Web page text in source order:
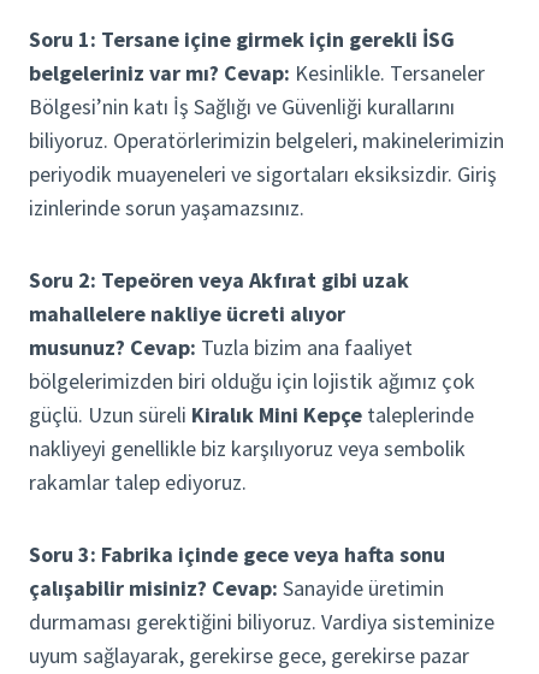
Soru 1: Tersane içine girmek için gerekli İSG
belgeleriniz var mı? Cevap: Kesinlikle. Tersaneler
Bölgesi’nin katı İş Sağlığı ve Güvenliği kurallarını
biliyoruz. Operatörlerimizin belgeleri, makinelerimizin
periyodik muayeneleri ve sigortaları eksiksizdir. Giriş
izinlerinde sorun yaşamazsınız.
Soru 2: Tepeören veya Akfırat gibi uzak
mahallelere nakliye ücreti alıyor
musunuz? Cevap: Tuzla bizim ana faaliyet
bölgelerimizden biri olduğu için lojistik ağımız çok
güçlü. Uzun süreli Kiralık Mini Kepçe taleplerinde
nakliyeyi genellikle biz karşılıyoruz veya sembolik
rakamlar talep ediyoruz.
Soru 3: Fabrika içinde gece veya hafta sonu
çalışabilir misiniz? Cevap: Sanayide üretimin
durmaması gerektiğini biliyoruz. Vardiya sisteminize
uyum sağlayarak, gerekirse gece, gerekirse pazar